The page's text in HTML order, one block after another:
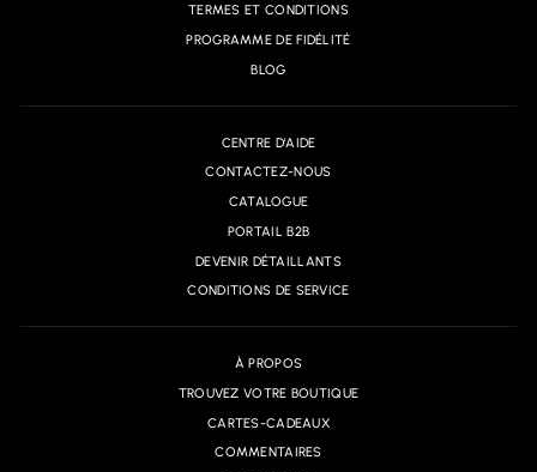
TERMES ET CONDITIONS
PROGRAMME DE FIDÉLITÉ
BLOG
CENTRE D'AIDE
CONTACTEZ-NOUS
CATALOGUE
PORTAIL B2B
DEVENIR DÉTAILLANTS
CONDITIONS DE SERVICE
À PROPOS
TROUVEZ VOTRE BOUTIQUE
CARTES-CADEAUX
COMMENTAIRES